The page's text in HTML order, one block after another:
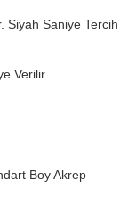
Siyah Saniye Tercih
Verilir.
Boy Akrep